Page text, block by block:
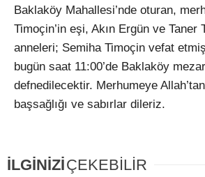
Baklaköy Mahallesi’nde oturan,
Timoçin’in eşi, Akın Ergün ve Taner
anneleri; Semiha Timoçin vefat
bugün saat 11:00’de Baklaköy
defnedilecektir. Merhumeye
başsağlığı ve sabırlar dileriz.
İLGİNİZİÇEKEBİLİR